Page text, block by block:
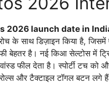
2026 launch date in
के साथ डिज़ाइन किया है,
बेहतर है। नई किआ सेल्टोस में
फील देता है। स्पोर्टी टच को
और टैक्टाइल टॉगल बटन लगे